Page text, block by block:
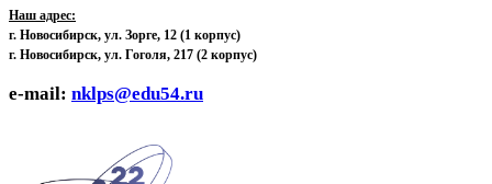
Наш адрес:
г. Новосибирск, ул. Зорге, 12 (1 корпус)
г. Новосибирск, ул. Гоголя, 217 (2 корпус)
e-mail: nklps@edu54.ru